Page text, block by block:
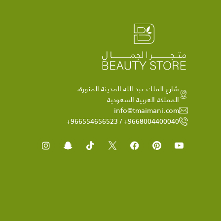
شارع الملك عبد الله المدينة المنورة،
المملكة العربية السعودية
info@tmaimani.com
9668004400040+ / 966554656523+